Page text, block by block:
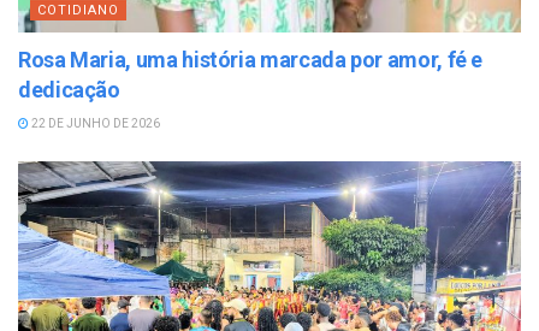
COTIDIANO
Rosa Maria, uma história marcada por amor, fé e
dedicação
22 DE JUNHO DE 2026